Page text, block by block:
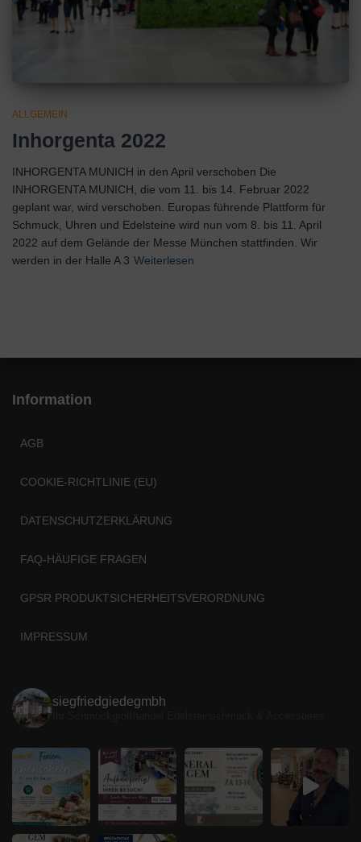
ALLGEMEIN
Inhorgenta 2022
INHORGENTA MUNICH in den April verschoben Die
INHORGENTA MUNICH, die vom 11. bis 14. Februar 2022
geplant war, wird verschoben. Europas führende Plattform für
Schmuck, Uhren und Edelsteine wird nun vom 8. bis 11. April
2022 auf dem Gelände der Messe München stattfinden. Wir
werden in der Halle A 3 Weiterlesen
Information
AGB
COOKIE-RICHTLINIE (EU)
DATENSCHUTZERKLÄRUNG
FAQ-HÄUFIGE FRAGEN
GPSR PRODUKTSICHERHEITSVERORDNUNG
IMPRESSUM
siegfriedgiedegmbh